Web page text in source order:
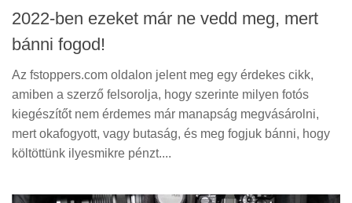
Helyszíni Riport
E-BB
2022-ben ezeket már ne vedd meg, mert
bánni fogod!
Az fstoppers.com oldalon jelent meg egy érdekes cikk,
amiben a szerző felsorolja, hogy szerinte milyen fotós
kiegészítőt nem érdemes már manapság megvásárolni,
mert okafogyott, vagy butaság, és meg fogjuk bánni, hogy
költöttünk ilyesmikre pénzt....